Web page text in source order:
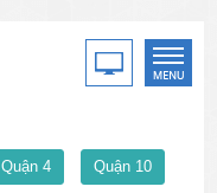
Quận 4 Quận 10